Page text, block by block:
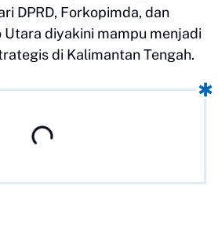
DPRD, Forkopimda, dan
diyakini mampu menjadi
di Kalimantan Tengah.